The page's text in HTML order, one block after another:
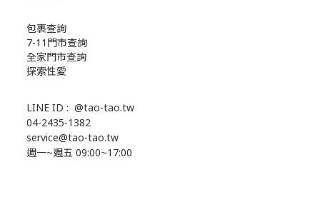
包裹查詢
7-11門市查詢
全家門市查詢
探索性愛
LINE ID : @tao-tao.tw
04-2435-1382
service@tao-tao.tw
週一~週五 09:00~17:00